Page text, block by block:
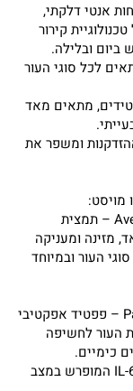
24/7 קרם לחות אנטי דלקתי,
קירור
ובלילה.
לכל סוגי העור
מתאים מאד
ומשפר את
מויסט:
Avena sativa (Oat) Extract – תמצית
מזינה ומעניקה
העור ובמיוחד
Palmitoyl Tetrapeptide 7 – פפטיד אפקטיבי
העור לחשיפה
כימיים.
פפטיד זה מעכב ציטוקין IL-6 המופרש במצב